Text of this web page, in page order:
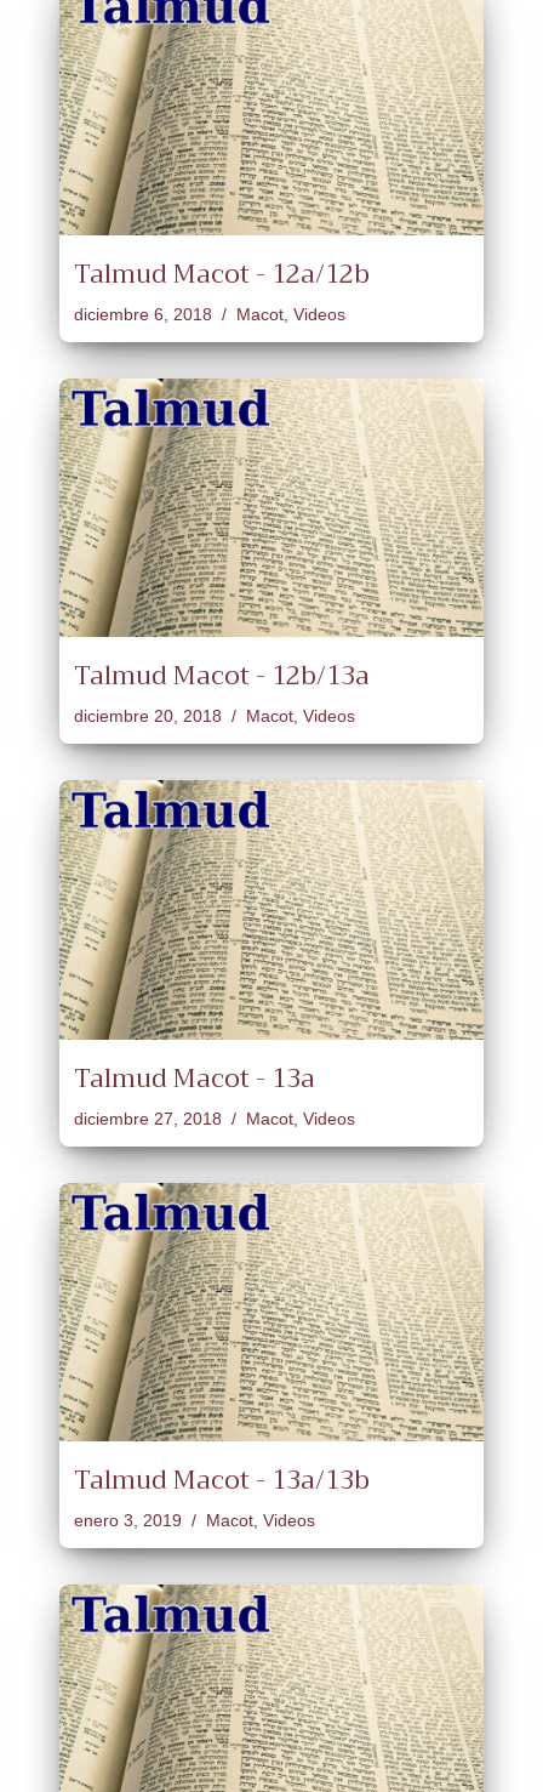
Talmud Macot - 12a/12b
diciembre 6, 2018 Macot Videos
Talmud Macot - 12b/13a
diciembre 20, 2018 Macot, Videos
Talmud Macot - 13a
diciembre 27, 2018 Macot Videos
Talmud Macot - 13a/13b
enero 3, 2019 Macot, Videos